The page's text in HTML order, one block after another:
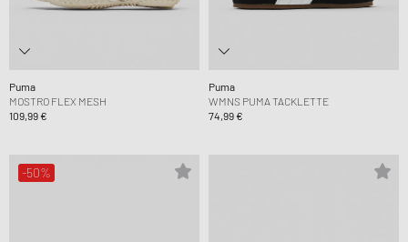
Puma
MOSTRO FLEX MESH
109,99 €
Puma
WMNS PUMA TACKLETTE
74,99 €
-50%